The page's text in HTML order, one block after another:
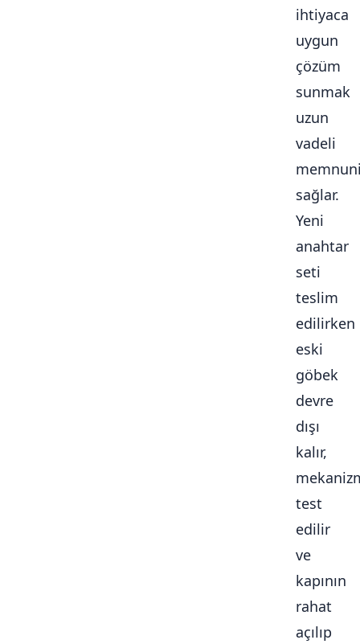
ihtiyaca
uygun
çözüm
sunmak
uzun
vadeli
sağlar.
Yeni
anahtar
seti
teslim
edilirken
eski
göbek
devre
dışı
kalır,
test
edilir
ve
kapının
rahat
açılıp